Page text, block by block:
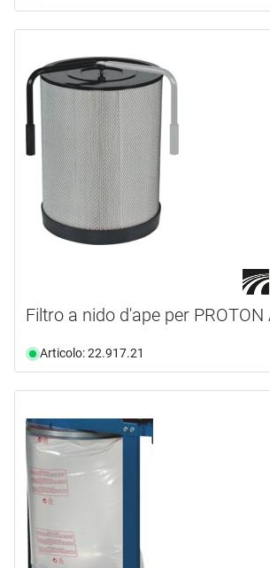
Filtro a nido d'ape per PROTON
Articolo: 22.917.21